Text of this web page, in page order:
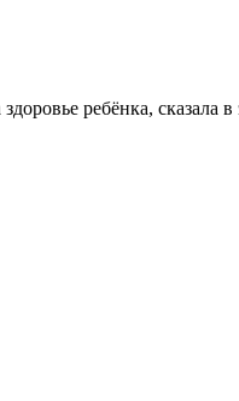
ребёнка, сказала